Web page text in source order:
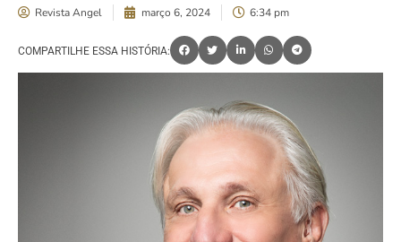
Revista Angel março 6, 2024 6:34 pm
COMPARTILHE ESSA HISTÓRIA: